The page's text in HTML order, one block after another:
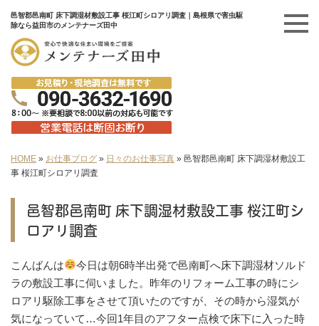
邑智郡邑南町 床下調湿材敷設工事 桜江町シロアリ調査｜島根県で害虫駆
除なら益田市のメンテナーズ田中
HOME » お仕事ブログ » 日々のお仕事写真 » 邑智郡邑南町 床下調湿材敷設工
事 桜江町シロアリ調査
邑智郡邑南町 床下調湿材敷設工事 桜江町シ
ロアリ調査
こんばんは
今日は朝6時半出発で邑南町へ床下調湿材ソルド
ラの敷設工事に伺いました。昨年のリフォーム工事の時にシ
ロアリ駆除工事をさせて頂いたのですが、その時から湿気が
気になっていて…今回1年目のアフター点検で床下に入った時